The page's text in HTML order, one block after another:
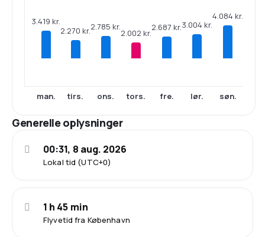
3.419 kr.
man.
2.270 kr.
tirs.
2.785 kr.
ons.
2.002 kr.
tors.
2.687 kr.
fre.
3.004 kr.
lør.
4.084 kr.
søn.
Generelle oplysninger
Lokal tid (UTC+0)
00:31, 8 aug. 2026
Flyvetid fra København
1 h 45 min